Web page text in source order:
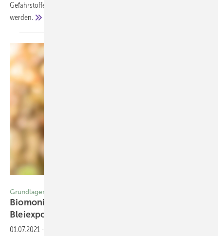
Gefahrstoffen durch die Beschäftigten tatsächlich aufgenommen
werden.
Grundlagen und Empfehlungen für die Praxis
Biomonitoring zur Beurteilung beruflicher
Bleiexpositionen
01.07.2021 -